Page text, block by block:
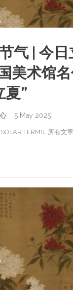
气 | 今日
美术馆
夏”
5 May 2025
TERMS 所有文章